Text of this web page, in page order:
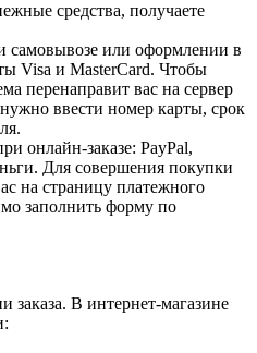
средства, получаете
самовывозе или оформлении в
Visa и MasterCard. Чтобы
перенаправит вас на сервер
ввести номер карты, срок
онлайн-заказе: PayPal,
Для совершения покупки
на страницу платежного
заполнить форму по
заказа. В интернет-магазине